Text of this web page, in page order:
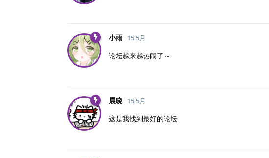
小雨 15 5月
论坛越来越热闹了～
晨晓 15 5月
这是我找到最好的论坛